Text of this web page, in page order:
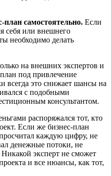
план самостоятельно. Если
себя или внешнего
необходимо делать
на внешних экспертов и
под привлечение
всегда это снижает шансы на
с подобными
консультантом.
распоряжался тот, кто
Если же бизнес-план
каждую цифру, не
денежные потоки, не
эксперт не сможет
и все нюансы, как тот,